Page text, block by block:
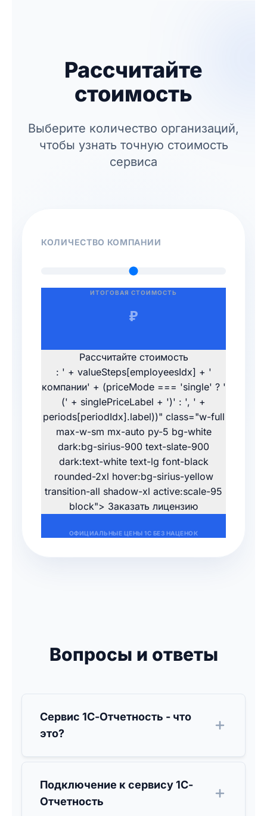
Рассчитайте
стоимость
Выберите количество организаций,
чтобы узнать точную стоимость
сервиса
КОЛИЧЕСТВО КОМПАНИИ
ИТОГОВАЯ СТОИМОСТЬ
₽
Рассчитайте стоимость
: ' + valueSteps[employeesIdx] + '
компании' + (priceMode === 'single' ? '
(' + singlePriceLabel + ')' : ', ' +
periods[periodIdx].label))" class="w-full
max-w-sm mx-auto py-5 bg-white
dark:bg-sirius-900 text-slate-900
dark:text-white text-lg font-black
rounded-2xl hover:bg-sirius-yellow
transition-all shadow-xl active:scale-95
block"> Заказать лицензию
ОФИЦИАЛЬНЫЕ ЦЕНЫ 1С БЕЗ НАЦЕНОК
Вопросы и ответы
Сервис 1С-Отчетность - что
это?
Подключение к сервису 1С-
Отчетность